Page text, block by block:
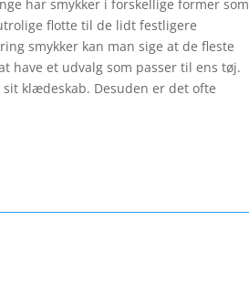
har smykker i forskellige former som
flotte til de lidt festligere
smykker kan man sige at de fleste
have et udvalg som passer til ens tøj.
klædeskab. Desuden er det ofte